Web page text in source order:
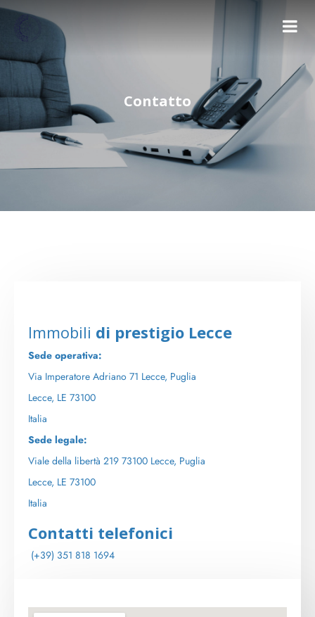
Contatto
Immobili di prestigio Lecce
Sede operativa:
Via Imperatore Adriano 71 Lecce, Puglia
Lecce, LE 73100
Italia
Sede legale:
Viale della libertà 219 73100 Lecce, Puglia
Lecce, LE 73100
Italia
Contatti telefonici
(+39) 351 818 1694
direzione@immobilidiprestigiolecce.it